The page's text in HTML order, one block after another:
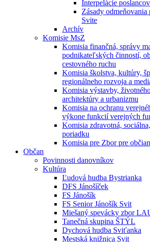
Interpelácie poslancov
Zásady
Svite
Archív
Komisie MsZ
Komisia finančná, správy
podnikateľských činností,
cestovného ruchu
Komisia školstva, kultúry,
regionálneho rozvoja a
Komisia výstavby,
architektúry a urbanizmu
Komisia na ochranu
výkone funkcií verejných
Komisia zdravotná,
poriadku
Komisia pre Zbor pre
Občan
Povinnosti danovníkov
Kultúra
Ľudová hudba Bystrianka
DFS Jánošíček
FS Jánošík
FS Senior Jánošík Svit
Miešaný spevácky zbor
Tanečná skupina ŠTÝL
Dychová hudba Sviťanka
Mestská knižnica Svit